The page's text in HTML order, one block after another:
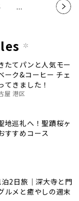
... »
たてパンと人気モー
ーク&コーヒー チェ
てきました！
屋 港区
地巡礼へ！聖蹟桜ヶ
すすめコース
2日旅｜深大寺と門
ルメと癒やしの週末